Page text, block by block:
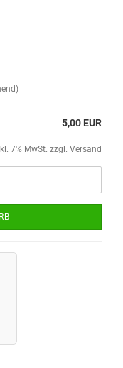
5,00 EUR
7% MwSt. zzgl. Versand